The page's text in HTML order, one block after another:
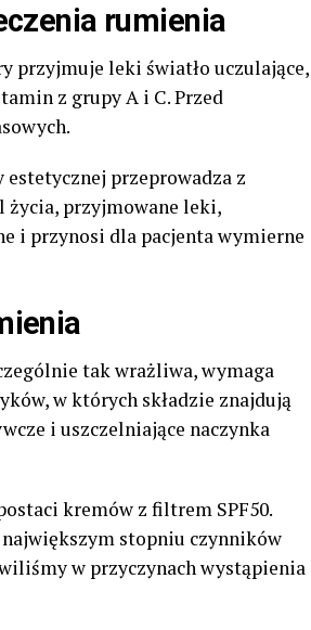
rumienia
przyjmuje leki światło uczulające,
z grupy A i C. Przed
przeprowadza z
życia, przyjmowane leki,
i przynosi dla pacjenta wymierne
tak wrażliwa, wymaga
w których składzie znajdują
i uszczelniające naczynka
kremów z filtrem SPF50.
największym stopniu czynników
w przyczynach wystąpienia